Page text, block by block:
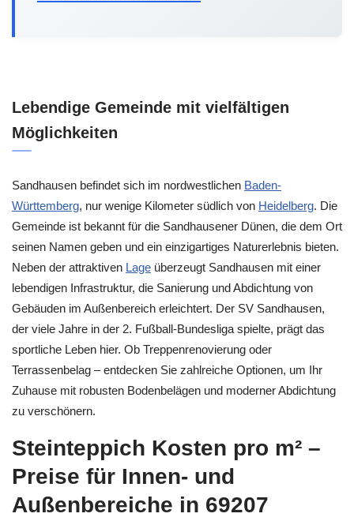
Lebendige Gemeinde mit vielfältigen
Möglichkeiten
Sandhausen befindet sich im nordwestlichen Baden-
Württemberg, nur wenige Kilometer südlich von Heidelberg. Die
Gemeinde ist bekannt für die Sandhausener Dünen, die dem Ort
seinen Namen geben und ein einzigartiges Naturerlebnis bieten.
Neben der attraktiven Lage überzeugt Sandhausen mit einer
lebendigen Infrastruktur, die Sanierung und Abdichtung von
Gebäuden im Außenbereich erleichtert. Der SV Sandhausen,
der viele Jahre in der 2. Fußball-Bundesliga spielte, prägt das
sportliche Leben hier. Ob Treppenrenovierung oder
Terrassenbelag – entdecken Sie zahlreiche Optionen, um Ihr
Zuhause mit robusten Bodenbelägen und moderner Abdichtung
zu verschönern.
Steinteppich Kosten pro m² –
Preise für Innen- und
Außenbereiche in 69207